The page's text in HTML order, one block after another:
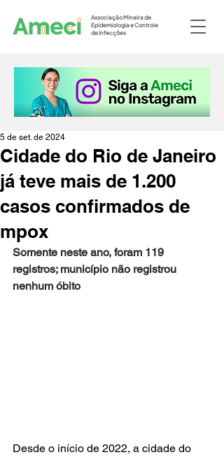
Associação Mineira de
Epidemiologia e Controle
de Infecções
Cidade do Rio de Janeiro
já teve mais de 1.200
casos confirmados de
mpox
5 de set. de 2024
Somente neste ano, foram 119
registros; município não registrou
nenhum óbito
Desde o início de 2022, a cidade do